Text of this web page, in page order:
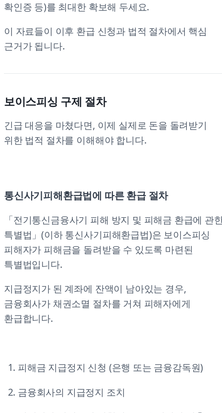
확인증 등)를 최대한 확보해 두세요.
이 자료들이 이후 환급 신청과 법적 절차에서 핵심
근거가 됩니다.
보이스피싱 구제 절차
긴급 대응을 마쳤다면, 이제 실제로 돈을 돌려받기
위한 법적 절차를 이해해야 합니다.
통신사기피해환급법에 따른 환급 절차
「전기통신금융사기 피해 방지 및 피해금 환급에 관
특별법」(이하 통신사기피해환급법)은 보이스피싱
피해자가 피해금을 돌려받을 수 있도록 마련된
특별법입니다.
지급정지가 된 계좌에 잔액이 남아있는 경우,
금융회사가 채권소멸 절차를 거쳐 피해자에게
환급합니다.
피해금 지급정지 신청 (은행 또는 금융감독원)
금융회사의 지급정지 조치